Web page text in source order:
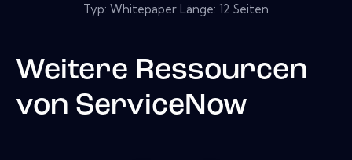
Typ: Whitepaper Länge: 12 Seiten
Weitere Ressourcen
von ServiceNow